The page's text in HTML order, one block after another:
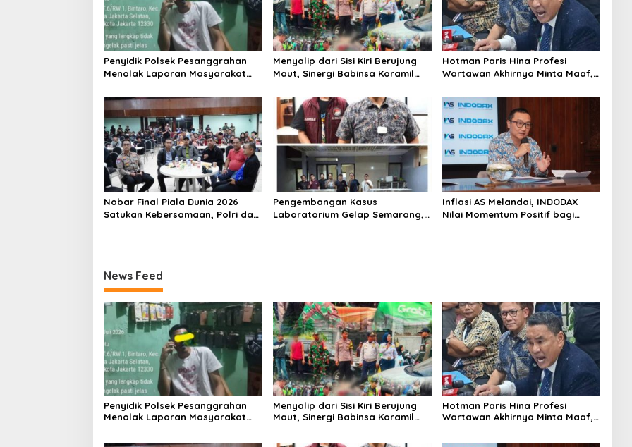
Penyidik Polsek Pesanggrahan
Menolak Laporan Masyarakat
Tramadol, Silahkan Lapor ke
Polres
Menyalip dari Sisi Kiri Berujung
Maut, Sinergi Babinsa Koramil
Aparat Tiga Pilar Bergerak
Cepat Tangani Kecelakaan Lalu
Lintas di Kemanggisan
Hotman Paris Hina Profesi
Wartawan Akhirnya Minta Maaf,
Hormati Profesi Wartawan
Nobar Final Piala Dunia 2026
Satukan Kebersamaan, Polri dan
Pengembangan Kasus
Laboratorium Gelap Semarang,
Inflasi AS Melandai, INDODAX
Nilai Momentum Positif bagi
News Feed
Penyidik Polsek Pesanggrahan
Menolak Laporan Masyarakat
Menyalip dari Sisi Kiri Berujung
Maut, Sinergi Babinsa Koramil
Hotman Paris Hina Profesi
Wartawan Akhirnya Minta Maaf,